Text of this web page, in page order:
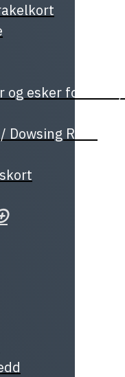
og esker for
Rods